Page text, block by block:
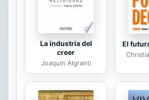
La industria del
creer
Joaquín Algranti
El